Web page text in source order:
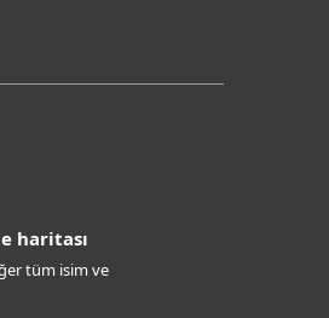
haritası
tüm isim ve